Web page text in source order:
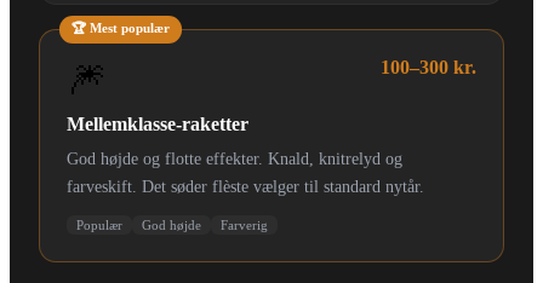
🏆 Mest populær
🎆 100–300 kr.
Mellemklasse-raketter
God højde og flotte effekter. Knald, knitrelyd og
farveskift. Det søder flèste vælger til standard nytår.
Populær God højde Farverig